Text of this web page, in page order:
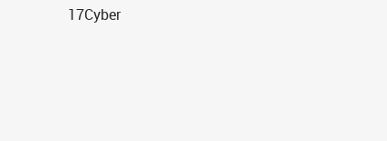
17Cyber